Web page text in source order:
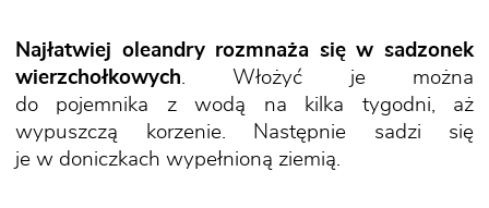
Najłatwiej oleandry rozmnaża się w sadzonek
wierzchołkowych . Włożyć je można
do pojemnika z wodą na kilka tygodni, aż
wypuszczą korzenie. Następnie sadzi się
je w doniczkach wypełnioną ziemią.